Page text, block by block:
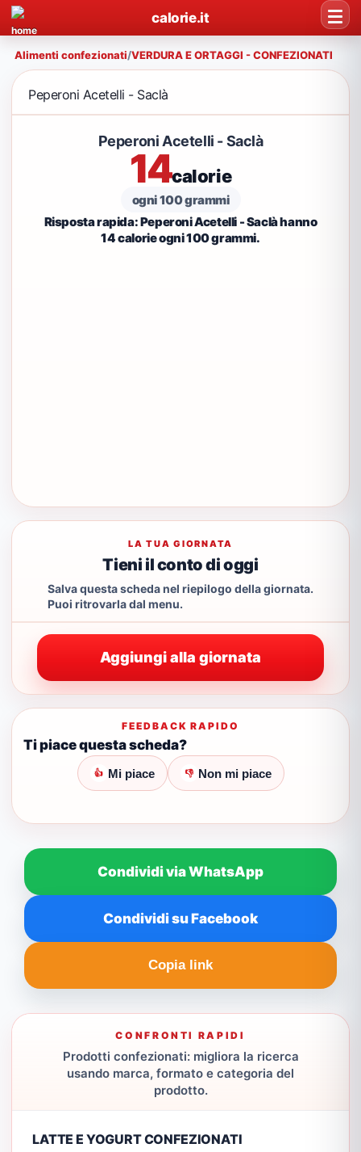
calorie.it
Alimenti confezionati/VERDURA E ORTAGGI - CONFEZIONATI
Peperoni Acetelli - Saclà
Peperoni Acetelli - Saclà
14calorie
ogni 100 grammi
Risposta rapida: Peperoni Acetelli - Saclà hanno
14 calorie ogni 100 grammi.
LA TUA GIORNATA
Tieni il conto di oggi
Salva questa scheda nel riepilogo della giornata.
Puoi ritrovarla dal menu.
Aggiungi alla giornata
FEEDBACK RAPIDO
Ti piace questa scheda?
👍 Mi piace 👎 Non mi piace
Condividi via WhatsApp
Condividi su Facebook
Copia link
CONFRONTI RAPIDI
Prodotti confezionati: migliora la ricerca
usando marca, formato e categoria del
prodotto.
LATTE E YOGURT CONFEZIONATI